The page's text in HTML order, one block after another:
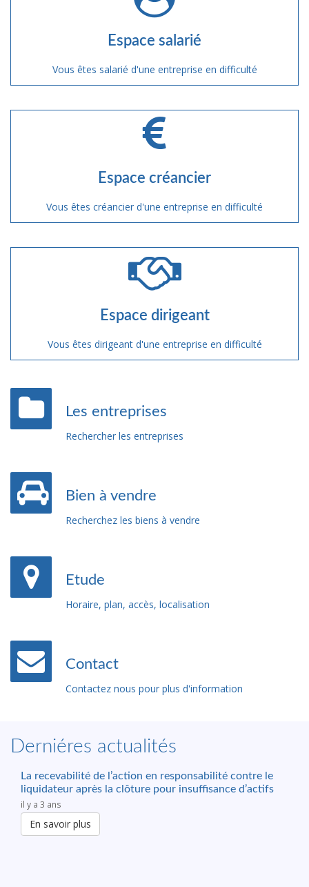
Espace salarié
Vous êtes salarié d'une entreprise en difficulté
Espace créancier
Vous êtes créancier d'une entreprise en difficulté
Espace dirigeant
Vous êtes dirigeant d'une entreprise en difficulté
Les entreprises
Rechercher les entreprises
Bien à vendre
Recherchez les biens à vendre
Etude
Horaire, plan, accès, localisation
Contact
Contactez nous pour plus d'information
Derniéres actualités
La recevabilité de l’action en responsabilité contre le
liquidateur après la clôture pour insuffisance d’actifs
il y a 3 ans
En savoir plus